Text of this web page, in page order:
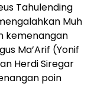
Tahulending
Muh
kemenangan
Ma’Arif (Yonif
Herdi Siregar
poin